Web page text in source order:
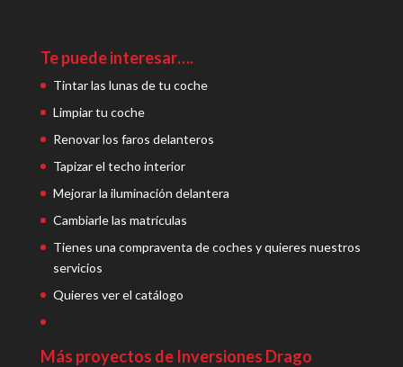
Te puede interesar….
Tintar las lunas de tu coche
Limpiar tu coche
Renovar los faros delanteros
Tapizar el techo interior
Mejorar la iluminación delantera
Cambiarle las matrículas
Tienes una compraventa de coches y quieres nuestros
servicios
Quieres ver el catálogo
Más proyectos de Inversiones Drago